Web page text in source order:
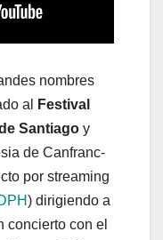
nombres
al
Festival
Santiago y
de Canfranc-
por streaming
) dirigiendo a
concierto con el